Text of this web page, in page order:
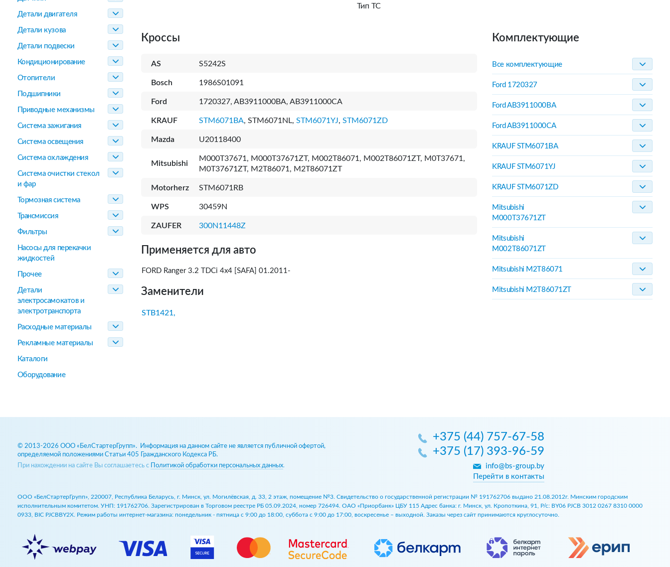
Детали двигателя
Детали кузова
Детали подвески
Кондиционирование
Отопители
Подшипники
Приводные механизмы
Система зажигания
Система освещения
Система охлаждения
Система очистки стекол
и фар
Тормозная система
Трансмиссия
Фильтры
Насосы для перекачки
жидкостей
Прочее
Детали
электросамокатов и
электротранспорта
Расходные материалы
Рекламные материалы
Каталоги
Оборудование
Тип ТС
Кроссы
AS S5242S
Bosch 1986S01091
Ford 1720327, AB3911000BA, AB3911000CA
KRAUF STM6071BA, STM6071NL, STM6071YJ, STM6071ZD
Mazda U20118400
Mitsubishi
M000T37671, M000T37671ZT, M002T86071, M002T86071ZT, M0T37671,
M0T37671ZT, M2T86071, M2T86071ZT
Motorherz STM6071RB
WPS 30459N
ZAUFER 300N11448Z
Применяется для авто
FORD Ranger 3.2 TDCi 4x4 [SAFA] 01.2011-
Заменители
STB1421,
Комплектующие
Все комплектующие
Ford 1720327
Ford AB3911000BA
Ford AB3911000CA
KRAUF STM6071BA
KRAUF STM6071YJ
KRAUF STM6071ZD
Mitsubishi
M000T37671ZT
Mitsubishi
M002T86071ZT
Mitsubishi M2T86071
Mitsubishi M2T86071ZT
© 2013-2026 ООО «БелСтартерГрупп». Информация на данном сайте не является публичной офертой,
определяемой положениями Статьи 405 Гражданского Кодекса РБ.
При нахождении на сайте Вы соглашаетесь с
Политикой обработки персональных данных.
+375 (44) 757-67-58
+375 (17) 393-96-59
info@bs-group.by
Перейти в контакты
ООО «БелСтартерГрупп», 220007, Республика Беларусь, г. Минск, ул. Могилёвская, д. 33, 2 этаж, помещение №3. Свидетельство о государственной регистрации № 191762706 выдано 21.08.2012г. Минским городским
исполнительным комитетом. УНП: 191762706. Зарегистрирован в Торговом реестре РБ 05.09.2024, номер 726494. ОАО «Приорбанк» ЦБУ 115 Адрес банка: г. Минск, ул. Кропоткина, 91, Р/с: BY06 PJCB 3012 0267 8310 0000
0933, BIC PJCBBY2X. Режим работы интернет-магазина: понедельник - пятница с 9:00 до 18:00, суббота с 9:00 до 17:00, воскресенье – выходной. Заказы через сайт принимаются круглосуточно.